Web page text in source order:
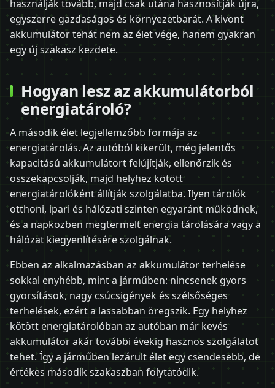
használják tovább, majd csak utána hasznosítják újra,
egyszerre gazdaságos és környezetbarát. A kivont
akkumulátor tehát nem az élet vége, hanem gyakran
egy új szakasz kezdete.
Hogyan lesz az akkumulátorból
energiatároló?
A második élet legjellemzőbb formája az
energiatárolás. Az autóból kikerült, még jelentős
kapacitású akkumulátort felújítják, ellenőrzik és
összekapcsolják, majd helyhez kötött
energiatárolóként állítják szolgálatba. Ilyen tárolók
otthoni, ipari és hálózati szinten egyaránt működnek,
és a napközben megtermelt energia tárolására vagy a
hálózat kiegyenlítésére szolgálnak.
Ebben az alkalmazásban az akkumulátor terhelése
sokkal enyhébb, mint a járműben: nincsenek gyors
gyorsítások, nagy csúcsigények és szélsőséges
terhelések, ezért a lassabban öregszik. Egy helyhez
kötött energiatárolóban az autóban már kevés
akkumulátor akár további évekig hasznos szolgálatot
tehet. Így a járműben lezárult élet egy csendesebb, de
értékes második szakaszban folytatódik.